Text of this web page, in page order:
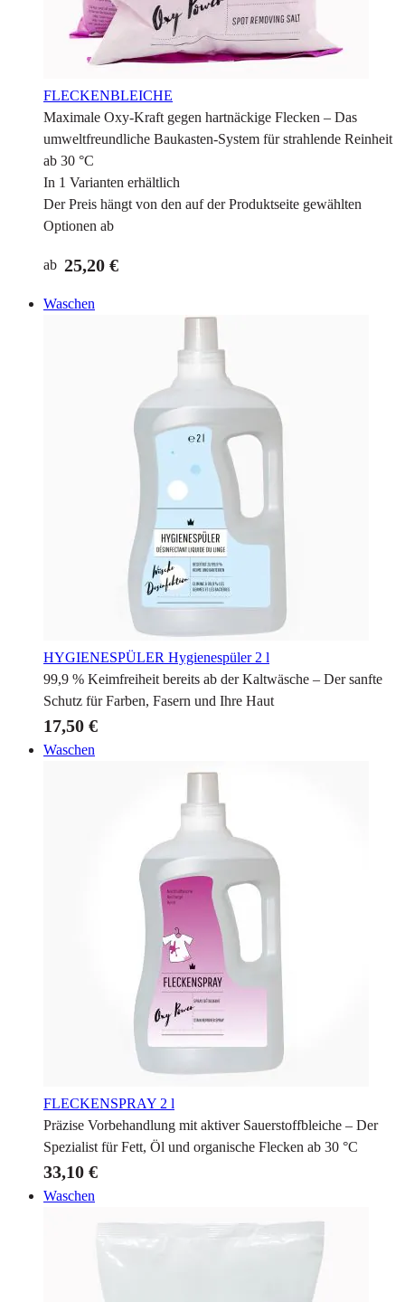
FLECKENBLEICHE
Maximale Oxy-Kraft gegen hartnäckige Flecken – Das
umweltfreundliche Baukasten-System für strahlende Reinheit
ab 30 °C
In 1 Varianten erhältlich
Der Preis hängt von den auf der Produktseite gewählten
Optionen ab
ab 25,20 €
Waschen
HYGIENESPÜLER Hygienespüler 2 l
99,9 % Keimfreiheit bereits ab der Kaltwäsche – Der sanfte
Schutz für Farben, Fasern und Ihre Haut
17,50 €
Waschen
FLECKENSPRAY 2 l
Präzise Vorbehandlung mit aktiver Sauerstoffbleiche – Der
Spezialist für Fett, Öl und organische Flecken ab 30 °C
33,10 €
Waschen